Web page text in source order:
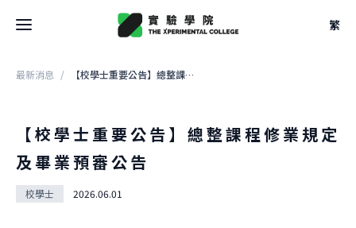
繁
最新消息
關於學院
關於學院
大事記
關於空間
最新消息 / 【校學士重要公告】總整課程修業規定及畢業預審公告
【校學士重要公告】總整課程修業規定
及畢業預審公告
校學士 2026.06.01